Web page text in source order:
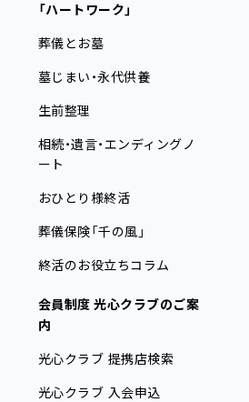
「ハートワーク」
葬儀とお墓
墓じまい・永代供養
生前整理
相続・遺言・エンディングノ
ート
おひとり様終活
葬儀保険「千の風」
終活のお役立ちコラム
会員制度 光心クラブのご案
内
光心クラブ 提携店検索
光心クラブ 入会申込